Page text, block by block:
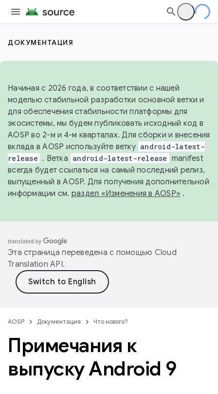
ДОКУМЕНТАЦИЯ
Начиная с 2026 года, в соответствии с нашей
моделью стабильной разработки основной ветки и
для обеспечения стабильности платформы для
экосистемы, мы будем публиковать исходный код в
AOSP во 2-м и 4-м кварталах. Для сборки и внесения
вклада в AOSP используйте ветку android-latest-
release . Ветка android-latest-release manifest
всегда будет ссылаться на самый последний релиз,
выпущенный в AOSP. Для получения дополнительной
информации см. раздел «Изменения в AOSP» .
Эта страница переведена с помощью Cloud
Translation API.
AOSP Документация Что нового?
Примечания к
выпуску Android 9